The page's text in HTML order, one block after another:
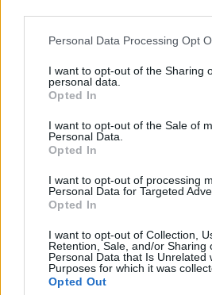
Personal Data Processing Opt
I want to opt-out of the Sharing
personal data.
Opted In
I want to opt-out of the Sale of
Personal Data.
Opted In
I want to opt-out of processing
Personal Data for Targeted
Opted In
I want to opt-out of Collection,
Retention, Sale, and/or Sharing
Personal Data that Is Unrelated
Purposes for which it was
Opted Out
be a Meta Platforms szélsőséges
és tevékenységének betiltása
ellenségeskedés szítása és
vállalat vezetőségének ilyen
benyomást keltik, hogy...
KEDVES OLVASÓNK!
A keresett cikk a portfolio.hu
regisztrációhoz kötött.
Az előfizetés a következőket
Portfolio.hu teljes